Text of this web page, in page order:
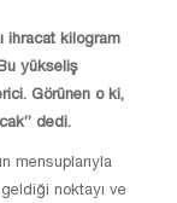
ihracat kilogram
yükseliş
Görünen o ki,
dedi.
mensuplarıyla
noktayı ve